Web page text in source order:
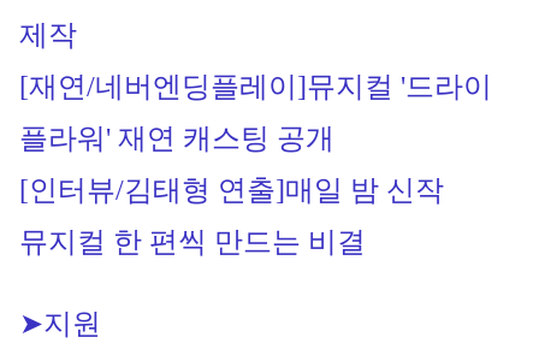
제작
[재연/네버엔딩플레이]뮤지컬 '드라이
플라워' 재연 캐스팅 공개
[인터뷰/김태형 연출]
뮤지컬 한 편씩 만드는 비결
➤지원